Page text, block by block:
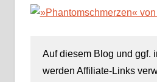
Auf diesem Blog und ggf.
werden Affiliate-Links